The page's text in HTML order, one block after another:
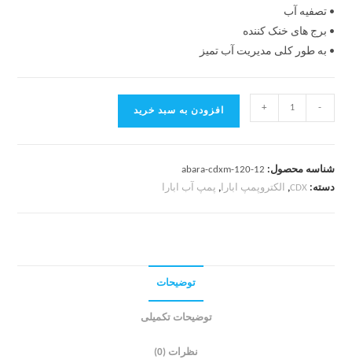
• تصفیه آب
• برج های خنک کننده
• به طور کلی مدیریت آب تمیز
-
+ افزودن به سبد خرید
شناسه محصول: abara-cdxm-120-12
دسته:CDX
, الکتروپمپ ابارا, پمپ آب ابارا
توضیحات
توضیحات تکمیلی
نظرات (0)